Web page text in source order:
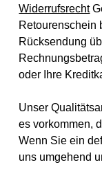
Widerrufsrecht
Retourenschein
Rücksendung
oder Ihre
Unser
es vorkommen,
Wenn Sie ein
uns umgehend